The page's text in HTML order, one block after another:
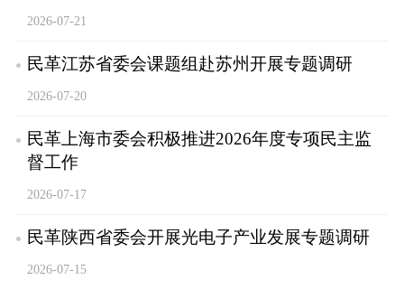
2026-07-21
民革江苏省委会课题组赴苏州开展专题调研
2026-07-20
民革上海市委会积极推进2026年度专项民主监
督工作
2026-07-17
民革陕西省委会开展光电子产业发展专题调研
2026-07-15